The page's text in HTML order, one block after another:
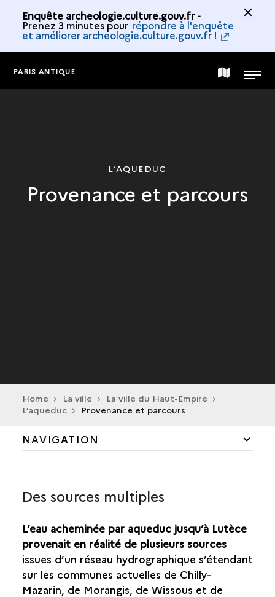
Enquête archeologie.culture.gouv.fr -
Prenez 3 minutes pour répondre à l'enquête
et améliorer archeologie.culture.gouv.fr !
PARIS ANTIQUE CARTE
COLLECTION
MENU
L’AQUEDUC
Provenance et parcours
Home La ville
La ville du Haut-Empire
L’aqueduc
Provenance et parcours
NAVIGATION
ARCHITECTURE
Des sources multiples
L’eau acheminée par aqueduc jusqu’à Lutèce
provenait en réalité de plusieurs sources
issues d’un réseau hydrographique s’étendant
sur les communes actuelles de Chilly-
Mazarin, de Morangis, de Wissous et de